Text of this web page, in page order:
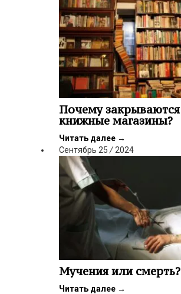
Почему закрываются
книжные магазины?
Читать далее →
Сентябрь 25/2024
Мучения или смерть?
Читать далее →